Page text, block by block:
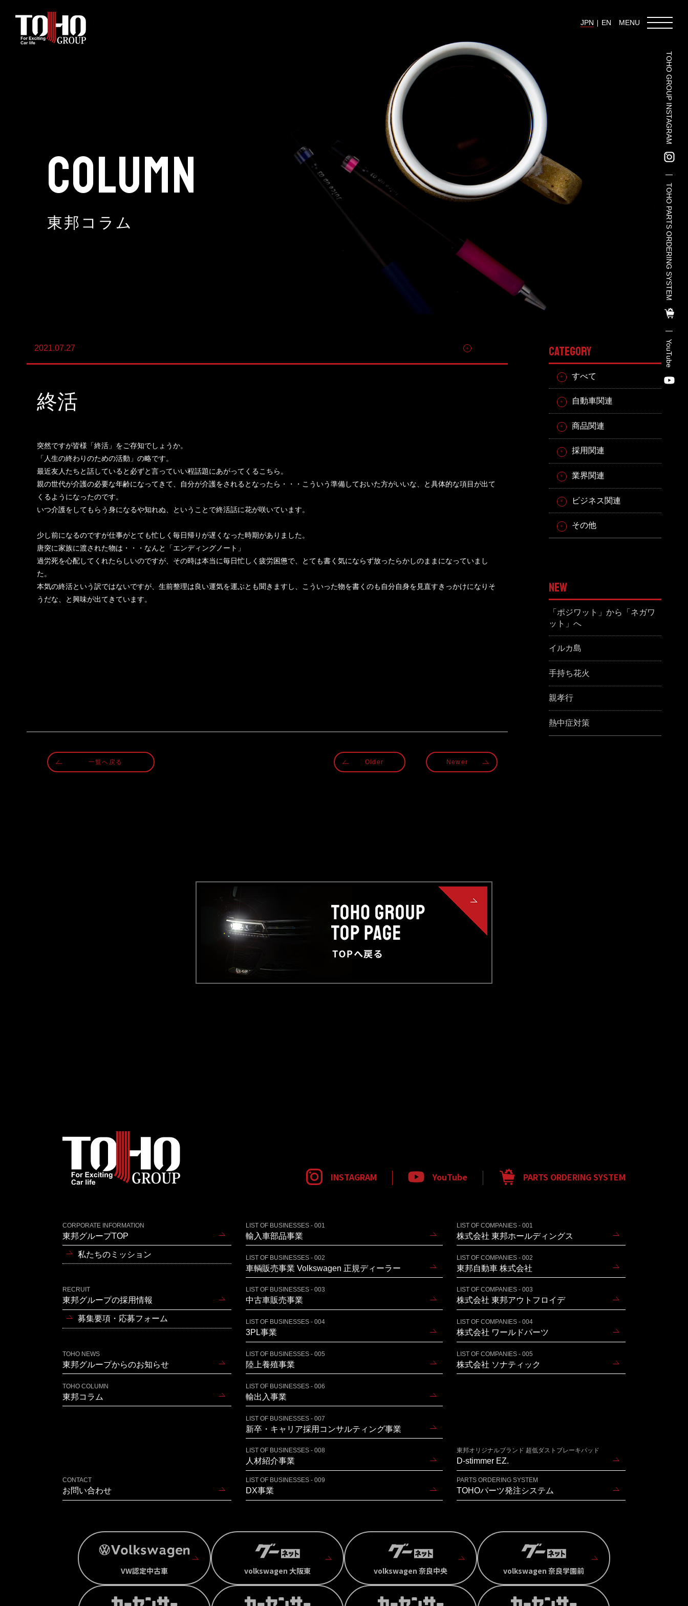
JPN EN MENU
ホーム
DX事業
株式会社 東邦ホールディング
東邦自動車 株式会社
株式会社 東邦アウトフロイデ
東邦グループの採用情報
東邦グループからのお知らせ
東邦コラム
TOHO PARTS ORDERING SYSTE
YouTube
TOHO GROUP INSTAGRAM
TOHO PARTS ORDERING SYSTEM
YouTube
COLUMN
東邦コラム
2021.07.27
終活
突然ですが皆様「終活」をご存知でしょうか。
「人生の終わりのための活動」の略です。
最近友人たちと話していると必ずと言っていい程話題にあがってくるこちら。
親の世代が介護の必要な年齢になってきて、自分が介護をされるとなったら・・・こういう準備しておいた方がいいな、と具体的な項目が出て
くるようになったのです。
いつ介護をしてもらう身になるや知れぬ、ということで終活話に花が咲いています。
少し前になるのですが仕事がとても忙しく毎日帰りが遅くなった時期がありました。
唐突に家族に渡された物は・・・なんと「エンディングノート」
過労死を心配してくれたらしいのですが、その時は本当に毎日忙しく疲労困憊で、とても書く気にならず放ったらかしのままになっていまし
た。
本気の終活という訳ではないですが、生前整理は良い運気を運ぶとも聞きますし、こういった物を書くのも自分自身を見直すきっかけになりそ
うだな、と興味が出てきています。
一覧へ戻る Older Newer
CATEGORY
すべて
自動車関連
商品関連
採用関連
業界関連
ビジネス関連
その他
NEW
「ポジワット」から「ネガワ
ット」へ
イルカ島
手持ち花火
親孝行
熱中症対策
INSTAGRAM YouTube PARTS ORDERING SYSTEM
CORPORATE INFORMATION
東邦グループTOP
私たちのミッション
RECRUIT
東邦グループの採用情報
募集要項・応募フォーム
TOHO NEWS
東邦グループからのお知らせ
TOHO COLUMN
東邦コラム
CONTACT
お問い合わせ
LIST OF BUSINESSES - 001
輸入車部品事業
LIST OF BUSINESSES - 002
車輌販売事業 Volkswagen 正規ディーラー
LIST OF BUSINESSES - 003
中古車販売事業
LIST OF BUSINESSES - 004
3PL事業
LIST OF BUSINESSES - 005
陸上養殖事業
LIST OF BUSINESSES - 006
輸出入事業
LIST OF BUSINESSES - 007
新卒・キャリア採用コンサルティング事業
LIST OF BUSINESSES - 008
人材紹介事業
LIST OF BUSINESSES - 009
DX事業
LIST OF COMPANIES - 001
株式会社 東邦ホールディングス
LIST OF COMPANIES - 002
東邦自動車 株式会社
LIST OF COMPANIES - 003
株式会社 東邦アウトフロイデ
LIST OF COMPANIES - 004
株式会社 ワールドパーツ
LIST OF COMPANIES - 005
株式会社 ソナティック
東邦オリジナルブランド 超低ダストブレーキパッド
D-stimmer EZ.
PARTS ORDERING SYSTEM
TOHOパーツ発注システム
VW認定中古車 volkswagen 大阪東 volkswagen 奈良中央 volkswagen 奈良学園前